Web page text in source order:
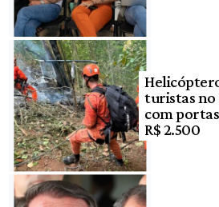
turistas no
com
R$ 2.500